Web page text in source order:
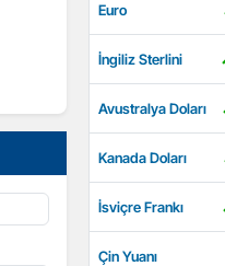
Euro
İngiliz Sterlini
Avustralya Doları
Kanada Doları
İsviçre Frankı
Çin Yuanı